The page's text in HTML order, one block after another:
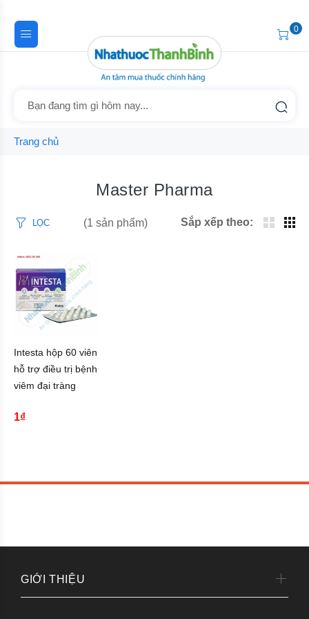
0
Trang chủ
Master Pharma
LỌC (1 sản phẩm) Sắp xếp theo:
Intesta hộp 60 viên
hỗ trợ điều trị bệnh
viêm đại tràng
1₫
GIỚI THIỆU